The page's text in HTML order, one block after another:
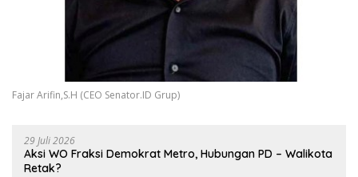
Fajar Arifin,S.H (CEO Senator.ID Grup)
29 Juli 2026
Aksi WO Fraksi Demokrat Metro, Hubungan PD – Walikota
Retak?